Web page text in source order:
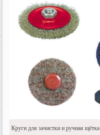
Круги для зачистки и ручная щётка